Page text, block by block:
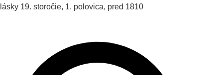
lásky 19. storočie, 1. polovica, pred 1810